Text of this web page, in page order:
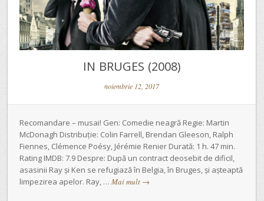
IN BRUGES (2008)
noiembrie 12, 2017
Recomandare – musai! Gen: Comedie neagră Regie: Martin
McDonagh Distribuție: Colin Farrell, Brendan Gleeson, Ralph
Fiennes, Clémence Poésy, Jérémie Renier Durată: 1 h. 47 min.
Rating IMDB: 7.9 Despre: După un contract deosebit de dificil,
asasinii Ray și Ken se refugiază în Belgia, în Bruges, și așteaptă
limpezirea apelor. Ray, … Mai mult →